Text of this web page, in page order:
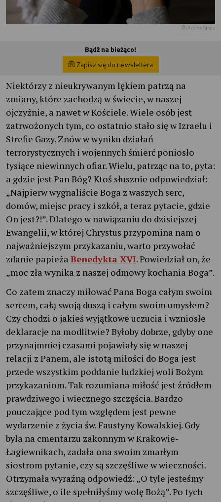
Adobe Stock
Bądź na bieżąco!
Zapisz się do newslettera
Niektórzy z nieukrywanym lękiem patrzą na
zmiany, które zachodzą w świecie, w naszej
ojczyźnie, a nawet w Kościele. Wiele osób jest
zatrwożonych tym, co ostatnio stało się w Izraelu i
Strefie Gazy. Znów w wyniku działań
terrorystycznych i wojennych śmierć poniosło
tysiące niewinnych ofiar. Wielu, patrząc na to, pyta:
a gdzie jest Pan Bóg? Ktoś słusznie odpowiedział:
„Najpierw wygnaliście Boga z waszych serc,
domów, miejsc pracy i szkół, a teraz pytacie, gdzie
On jest?!”. Dlatego w nawiązaniu do dzisiejszej
Ewangelii, w której Chrystus przypomina nam o
najważniejszym przykazaniu, warto przywołać
zdanie papieża Benedykta XVI. Powiedział on, że
„moc zła wynika z naszej odmowy kochania Boga”.
Co zatem znaczy miłować Pana Boga całym swoim
sercem, całą swoją duszą i całym swoim umysłem?
Czy chodzi o jakieś wyjątkowe uczucia i wzniosłe
deklaracje na modlitwie? Byłoby dobrze, gdyby one
przynajmniej czasami pojawiały się w naszej
relacji z Panem, ale istotą miłości do Boga jest
przede wszystkim poddanie ludzkiej woli Bożym
przykazaniom. Tak rozumiana miłość jest źródłem
prawdziwego i wiecznego szczęścia. Bardzo
pouczające pod tym względem jest pewne
wydarzenie z życia św. Faustyny Kowalskiej. Gdy
była na cmentarzu zakonnym w Krakowie-
Łagiewnikach, zadała ona swoim zmarłym
siostrom pytanie, czy są szczęśliwe w wieczności.
Otrzymała wyraźną odpowiedź: „O tyle jesteśmy
szczęśliwe, o ile spełniłyśmy wolę Bożą”. Po tych